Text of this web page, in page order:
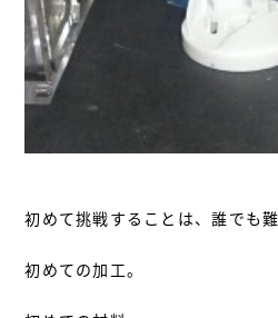
初めて挑戦することは、誰でも難
初めての加工。